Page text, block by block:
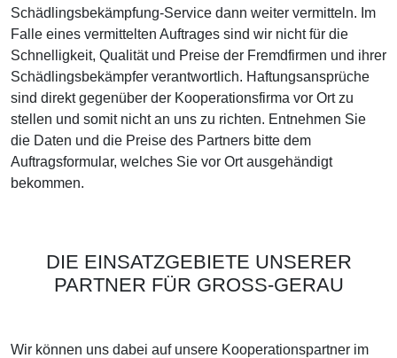
Schädlingsbekämpfung-Service dann weiter vermitteln. Im
Falle eines vermittelten Auftrages sind wir nicht für die
Schnelligkeit, Qualität und Preise der Fremdfirmen und ihrer
Schädlingsbekämpfer verantwortlich. Haftungsansprüche
sind direkt gegenüber der Kooperationsfirma vor Ort zu
stellen und somit nicht an uns zu richten. Entnehmen Sie
die Daten und die Preise des Partners bitte dem
Auftragsformular, welches Sie vor Ort ausgehändigt
bekommen.
DIE EINSATZGEBIETE UNSERER
PARTNER FÜR GROSS-GERAU
Wir können uns dabei auf unsere Kooperationspartner im